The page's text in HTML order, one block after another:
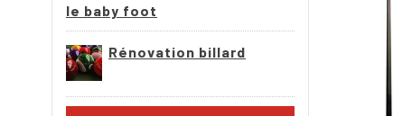
le baby foot
Rénovation billard